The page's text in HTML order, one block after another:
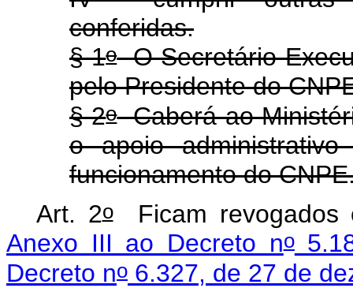
conferidas.
§ 1oO Secretário-
pelo Presidente do
§ 2oCaberá ao
o apoio
funcionamento do
Art. 2oFicam
Anexo III ao Decreto no
Decreto no 6.327, de 27 de